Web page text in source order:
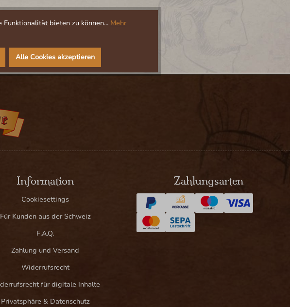
Information
Cookiesettings
Für Kunden aus der Schweiz
F.A.Q.
Zahlung und Versand
Widerrufsrecht
für digitale Inhalte
Privatsphäre & Datenschutz
Zahlungsarten
bieten zu können... Mehr
Alle Cookies akzeptieren